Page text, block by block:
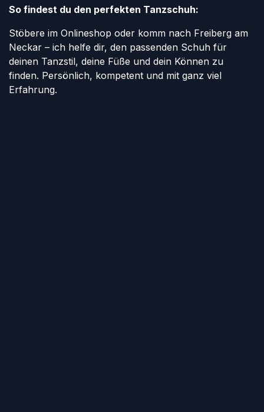
So findest du den perfekten Tanzschuh:
Stöbere im Onlineshop oder komm nach Freiberg am
Neckar – ich helfe dir, den passenden Schuh für
deinen Tanzstil, deine Füße und dein Können zu
finden. Persönlich, kompetent und mit ganz viel
Erfahrung.